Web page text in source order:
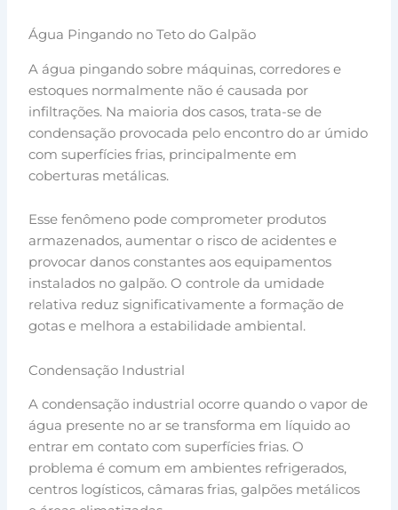
Água Pingando no Teto do Galpão
A água pingando sobre máquinas, corredores e
estoques normalmente não é causada por
infiltrações. Na maioria dos casos, trata-se de
condensação provocada pelo encontro do ar úmido
com superfícies frias, principalmente em
coberturas metálicas.
Esse fenômeno pode comprometer produtos
armazenados, aumentar o risco de acidentes e
provocar danos constantes aos equipamentos
instalados no galpão. O controle da umidade
relativa reduz significativamente a formação de
gotas e melhora a estabilidade ambiental.
Condensação Industrial
A condensação industrial ocorre quando o vapor de
água presente no ar se transforma em líquido ao
entrar em contato com superfícies frias. O
problema é comum em ambientes refrigerados,
centros logísticos, câmaras frias, galpões metálicos